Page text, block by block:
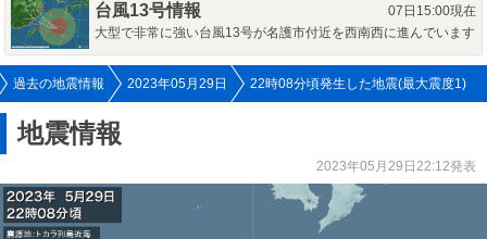
台風13号情報
07日15:00現在
大型で非常に強い台風13号が名護市付近を西南西に進んでいます
過去の地震情報 2023年05月29日 22時08分頃発生した地震(最大震度1)
地震情報
2023年05月29日22:12発表